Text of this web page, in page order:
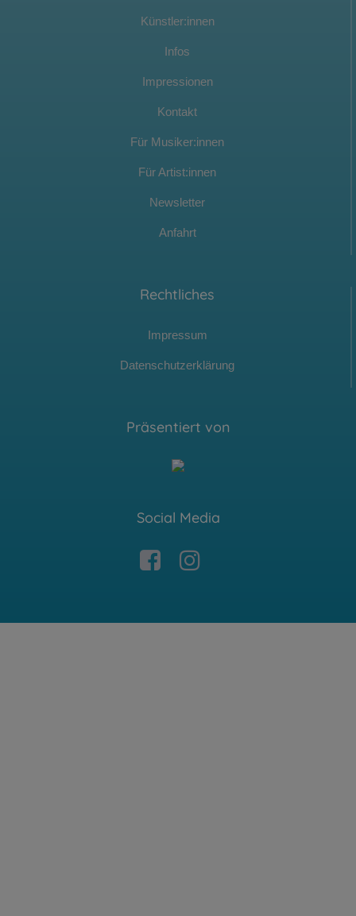
Künstler:innen
Infos
Impressionen
Kontakt
Für Musiker:innen
Für Artist:innen
Newsletter
Anfahrt
Rechtliches
Impressum
Datenschutzerklärung
Präsentiert von
Social Media